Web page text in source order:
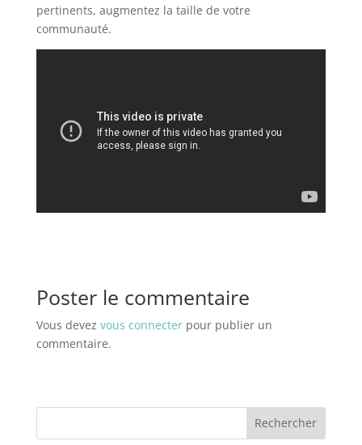
pertinents, augmentez la taille de votre
communauté.
Poster le commentaire
Vous devez vous connecterpour publier un
commentaire.
Rechercher